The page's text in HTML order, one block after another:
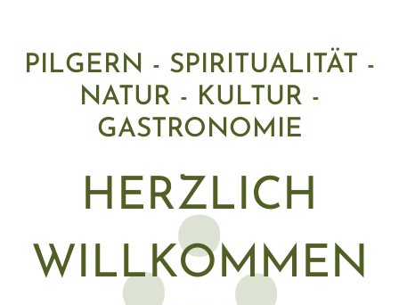
PILGERN - SPIRITUALITÄT -
NATUR - KULTUR -
GASTRONOMIE
HERZLICH
WILLKOMMEN